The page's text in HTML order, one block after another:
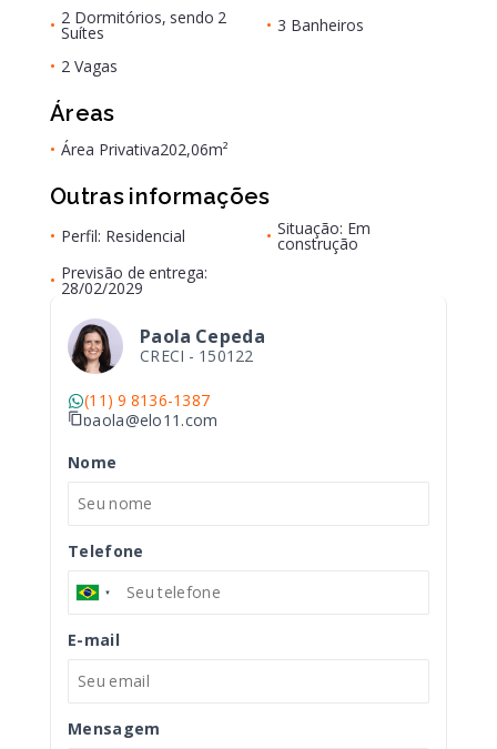
• 2 Dormitórios, sendo 2
Suítes • 3 Banheiros
• 2 Vagas
Áreas
• Área Privativa202,06m²
Outras informações
• Perfil: Residencial • Situação: Em
construção
• Previsão de entrega:
28/02/2029
Paola Cepeda
CRECI - 150122
(11) 9 8136-1387
paola@elo11.com
Nome
Telefone
E-mail
Mensagem